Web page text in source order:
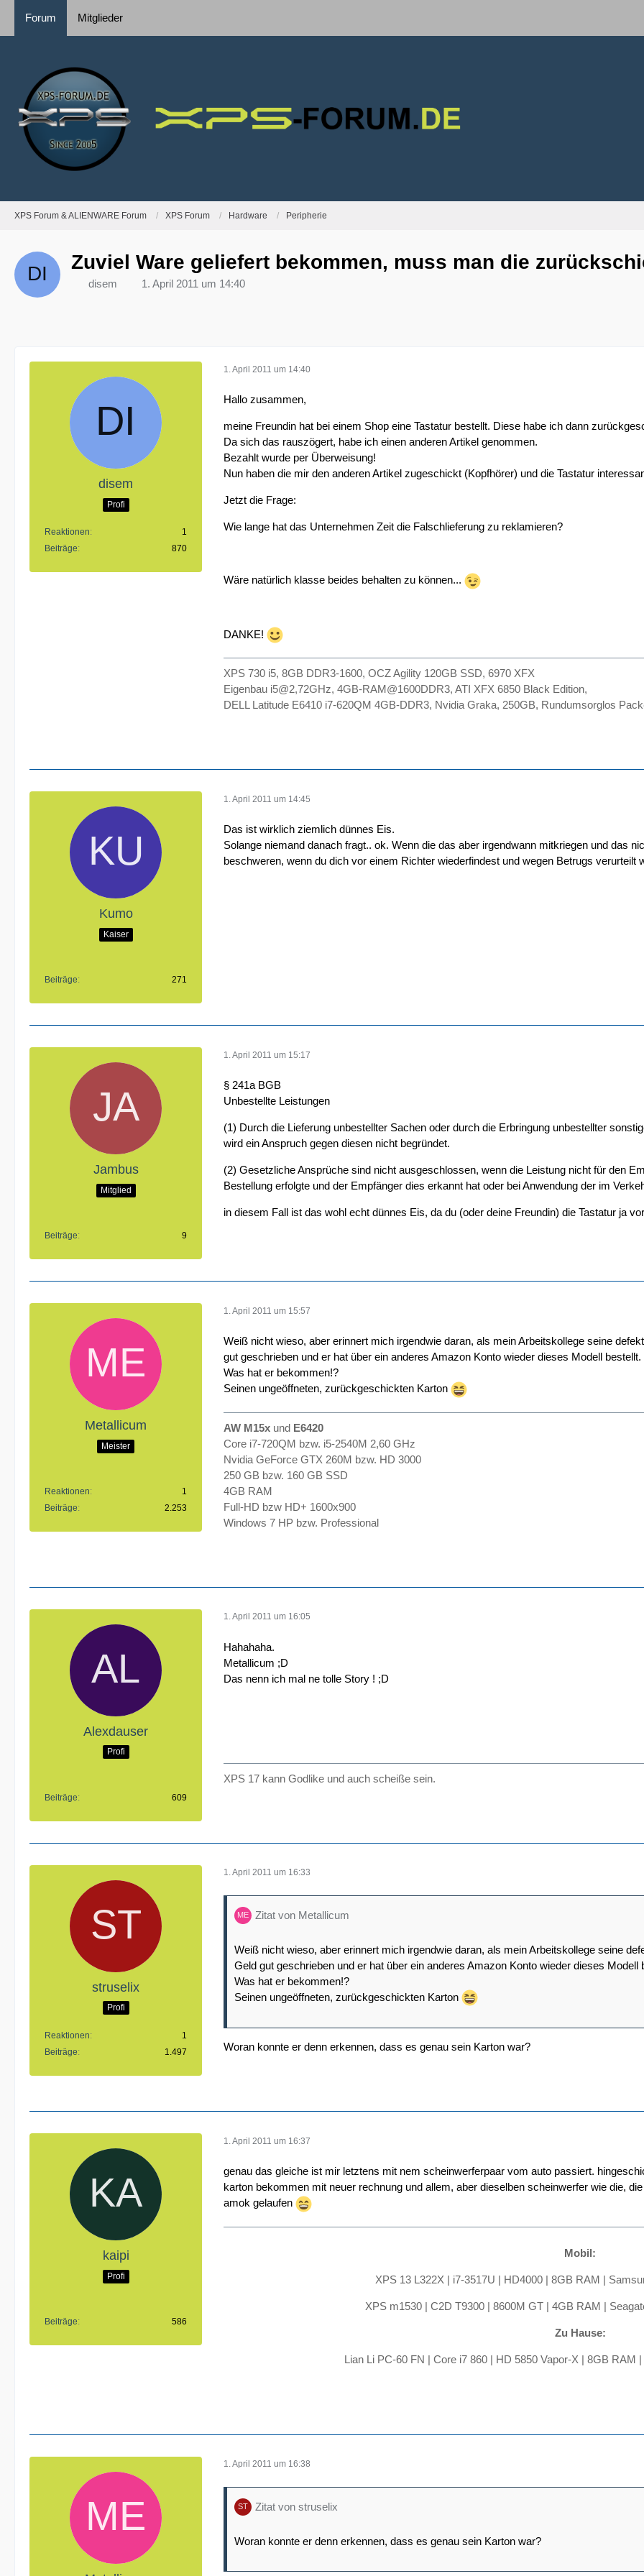
Forum Mitglieder
XPS Forum & ALIENWARE Forum XPS Forum Hardware Peripherie
Zuviel Ware geliefert bekommen, muss man die
disem 1. April 2011 um 14:40
disem
Profi
Reaktionen
1
Beiträge
870
1. April 2011 um 14:40
Hallo zusammen,
meine Freundin hat bei einem Shop eine Tastatur bestellt. Diese habe ich dann
Da sich das rauszögert, habe ich einen anderen Artikel genommen.
Bezahlt wurde per Überweisung!
Nun haben die mir den anderen Artikel zugeschickt (Kopfhörer) und die Tastatur
Jetzt die Frage:
Wie lange hat das Unternehmen Zeit die Falschlieferung zu reklamieren?
Wäre natürlich klasse beides behalten zu können...
DANKE!
XPS 730 i5, 8GB DDR3-1600, OCZ Agility 120GB SSD, 6970 XFX
Eigenbau i5@2,72GHz, 4GB-RAM@1600DDR3, ATI XFX 6850 Black Edition,
DELL Latitude E6410 i7-620QM 4GB-DDR3, Nvidia Graka, 250GB, Rundumsorglos
Kumo
Kaiser
Beiträge 271
1. April 2011 um 14:45
Das ist wirklich ziemlich dünnes Eis.
Solange niemand danach fragt.. ok. Wenn die das aber irgendwann mitkriegen und das
beschweren, wenn du dich vor einem Richter wiederfindest und wegen Betrugs verurteilt
Jambus
Mitglied
Beiträge 9
1. April 2011 um 15:17
§ 241a BGB
Unbestellte Leistungen
(1) Durch die Lieferung unbestellter Sachen oder durch die Erbringung unbestellter
wird ein Anspruch gegen diesen nicht begründet.
(2) Gesetzliche Ansprüche sind nicht ausgeschlossen, wenn die Leistung nicht für den
Bestellung erfolgte und der Empfänger dies erkannt hat oder bei Anwendung der im
in diesem Fall ist das wohl echt dünnes Eis, da du (oder deine Freundin) die Tastatur ja
Metallicum
Meister
Reaktionen
1
Beiträge
2.253
1. April 2011 um 15:57
Weiß nicht wieso, aber erinnert mich irgendwie daran, als mein Arbeitskollege seine
gut geschrieben und er hat über ein anderes Amazon Konto wieder dieses Modell bestellt.
Was hat er bekommen!?
Seinen ungeöffneten, zurückgeschickten Karton
AW M15x und E6420
Core i7-720QM bzw. i5-2540M 2,60 GHz
Nvidia GeForce GTX 260M bzw. HD 3000
250 GB bzw. 160 GB SSD
4GB RAM
Full-HD bzw HD+ 1600x900
Windows 7 HP bzw. Professional
Alexdauser
Profi
Beiträge 609
1. April 2011 um 16:05
Hahahaha.
Metallicum ;D
Das nenn ich mal ne tolle Story ! ;D
XPS 17 kann Godlike und auch scheiße sein.
struselix
Profi
Reaktionen
1
Beiträge
1.497
1. April 2011 um 16:33
Zitat von Metallicum
Weiß nicht wieso, aber erinnert mich irgendwie daran, als mein Arbeitskollege seine
Geld gut geschrieben und er hat über ein anderes Amazon Konto wieder dieses Modell
Was hat er bekommen!?
Seinen ungeöffneten, zurückgeschickten Karton
Woran konnte er denn erkennen, dass es genau sein Karton war?
kaipi
Profi
Beiträge 586
1. April 2011 um 16:37
genau das gleiche ist mir letztens mit nem scheinwerferpaar vom auto passiert.
karton bekommen mit neuer rechnung und allem, aber dieselben scheinwerfer wie die,
amok gelaufen
Mobil:
XPS 13 L322X | i7-3517U | HD4000 | 8GB RAM |
XPS m1530 | C2D T9300 | 8600M GT | 4GB RAM |
Zu Hause:
Lian Li PC-60 FN | Core i7 860 | HD 5850 Vapor-X | 8GB RAM
1. April 2011 um 16:38
Zitat von struselix
Woran konnte er denn erkennen, dass es genau sein Karton war?